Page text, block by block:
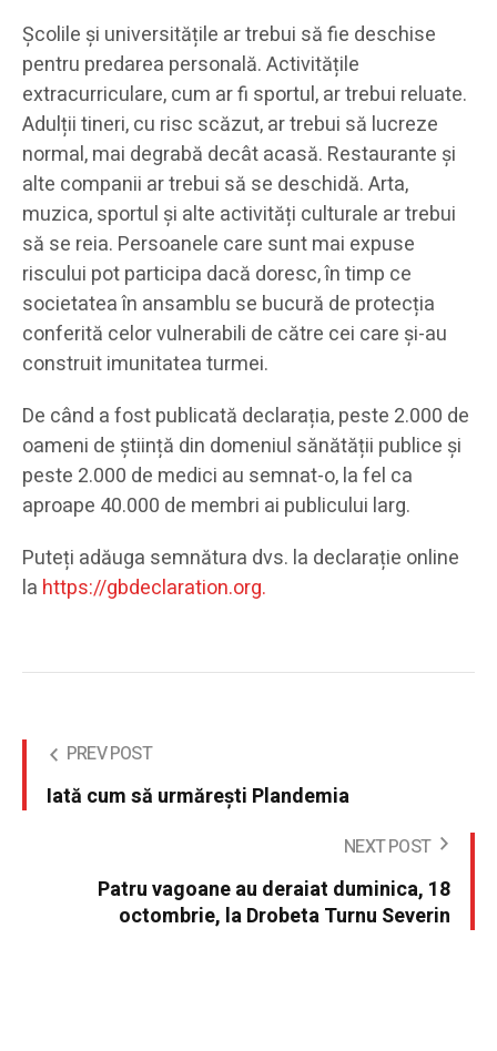
Școlile și universitățile ar trebui să fie deschise
pentru predarea personală. Activitățile
extracurriculare, cum ar fi sportul, ar trebui reluate.
Adulții tineri, cu risc scăzut, ar trebui să lucreze
normal, mai degrabă decât acasă. Restaurante și
alte companii ar trebui să se deschidă. Arta,
muzica, sportul și alte activități culturale ar trebui
să se reia. Persoanele care sunt mai expuse
riscului pot participa dacă doresc, în timp ce
societatea în ansamblu se bucură de protecția
conferită celor vulnerabili de către cei care și-au
construit imunitatea turmei.
De când a fost publicată declarația, peste 2.000 de
oameni de știință din domeniul sănătății publice și
peste 2.000 de medici au semnat-o, la fel ca
aproape 40.000 de membri ai publicului larg.
Puteți adăuga semnătura dvs. la declarație online
la https://gbdeclaration.org.
PREV POST
Iată cum să urmărești Plandemia
NEXT POST
Patru vagoane au deraiat duminica, 18
octombrie, la Drobeta Turnu Severin